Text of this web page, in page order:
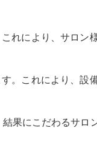
れにより、サロン
。これにより、設
果にこだわるサロ